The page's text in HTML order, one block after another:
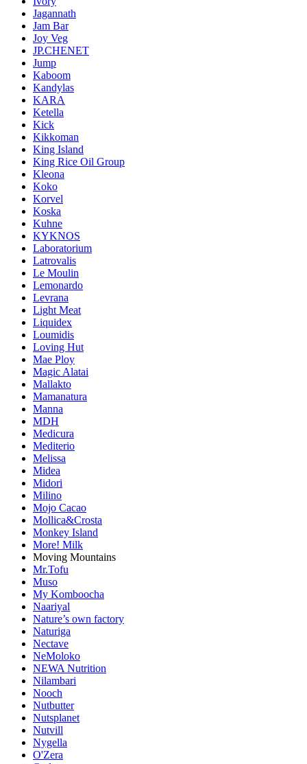
Jagannath
Jam Bar
Joy Veg
JP.CHENET
Jump
Kaboom
Kandylas
KARA
Ketella
Kick
Kikkoman
King Island
King Rice Oil Group
Kleona
Koko
Korvel
Koska
Kuhne
KYKNOS
Laboratorium
Latrovalis
Le Moulin
Lemonardo
Levrana
Light Meat
Liquidex
Loumidis
Loving Hut
Mae Ploy
Magic Alatai
Mallakto
Mamanatura
Manna
MDH
Medicura
Mediterio
Melissa
Midea
Midori
Milino
Mojo Cacao
Mollica&Crosta
Monkey Island
More! Milk
Moving Mountains
Mr.Tofu
Muso
My Komboocha
Naariyal
Nature’s own factory
Naturiga
Nectave
NeMoloko
NEWA Nutrition
Nilambari
Nooch
Nutbutter
Nutsplanet
Nutvill
Nygella
O'Zera